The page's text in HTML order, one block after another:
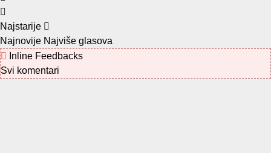
Najstarije
Najnovije Najviše glasova
Inline Feedbacks
Svi komentari